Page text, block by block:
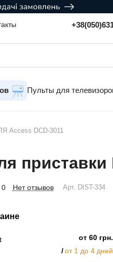
Пульты для
Access DCD-3011
0 Нет отзывов Арт. DIST-334
от 60 грн.
от 1 до 4 дней